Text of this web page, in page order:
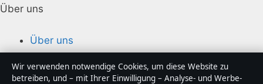
Über uns
Über uns
Redaktion
Wir verwenden notwendige Cookies, um diese Website zu
betreiben, und – mit Ihrer Einwilligung – Analyse- und Werbe-